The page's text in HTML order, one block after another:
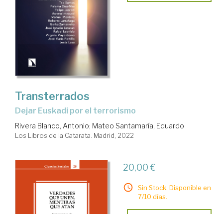
Transterrados
dejar Euskadi por el terrorismo
Rivera Blanco, Antonio; Mateo Santamaría, Eduardo
Los Libros de la Catarata. Madrid, 2022
20,00 €
Sin Stock. Disponible en
7/10 días.